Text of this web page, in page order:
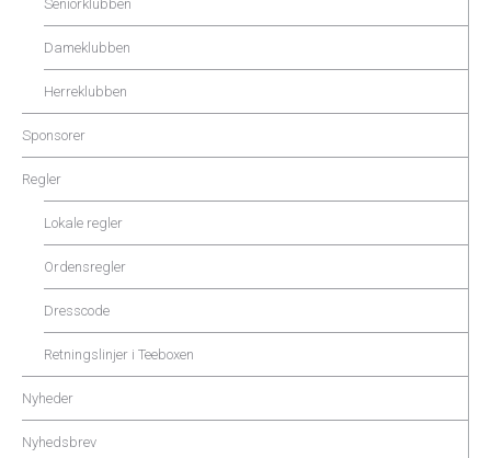
Seniorklubben
Dameklubben
Herreklubben
Sponsorer
Regler
Lokale regler
Ordensregler
Dresscode
Retningslinjer i Teeboxen
Nyheder
Nyhedsbrev